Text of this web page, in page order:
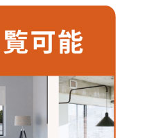
販売にあたり、ド
するというところ